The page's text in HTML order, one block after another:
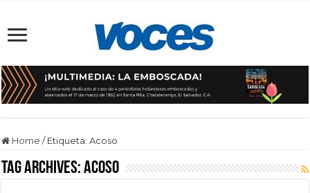
Home / Etiqueta:Acoso
Tag Archives:Acoso